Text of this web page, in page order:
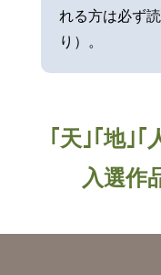
れる方は必ず
り）。
｢天｣｢地｣｢
入選作